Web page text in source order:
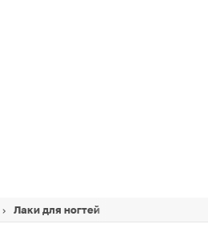
Лаки для ногтей